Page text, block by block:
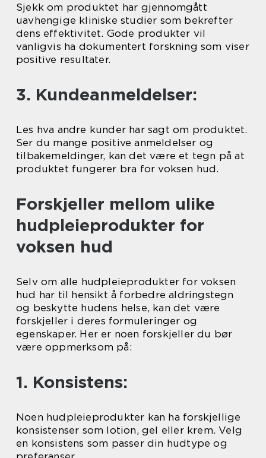
Sjekk om produktet har gjennomgått
uavhengige kliniske studier som bekrefter
dens effektivitet. Gode produkter vil
vanligvis ha dokumentert forskning som viser
positive resultater.
3. Kundeanmeldelser:
Les hva andre kunder har sagt om produktet.
Ser du mange positive anmeldelser og
tilbakemeldinger, kan det være et tegn på at
produktet fungerer bra for voksen hud.
Forskjeller mellom ulike
hudpleieprodukter for
voksen hud
Selv om alle hudpleieprodukter for voksen
hud har til hensikt å forbedre aldringstegn
og beskytte hudens helse, kan det være
forskjeller i deres formuleringer og
egenskaper. Her er noen forskjeller du bør
være oppmerksom på:
1. Konsistens:
Noen hudpleieprodukter kan ha forskjellige
konsistenser som lotion, gel eller krem. Velg
en konsistens som passer din hudtype og